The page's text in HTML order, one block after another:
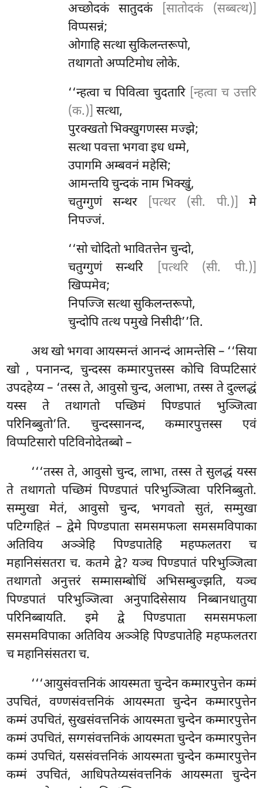
अच्छोदकं सातुदकं
[सातोदकं (सब्बत्थ)]
विप्पसन्नं;
ओगाहि सत्था सुकिलन्तरूपो,
तथागतो अप्पटिमोध लोके.
‘‘न्हत्वा च पिवित्वा चुदतारि [न्हत्वा च उत्तरि
(क.)] सत्था,
पुरक्खतो भिक्खुगणस्स मज्झे;
सत्थापवत्ता भगवा इध धम्मे,
उपागमि अम्बवनं महेसि;
आमन्तयि चुन्दकं नाम भिक्खुं,
चतुग्गुणं सन्थर
[पत्थर (सी. पी.)]
मे
निपज्जं.
‘‘सो चोदितो भावितत्तेन चुन्दो,
चतुग्गुणं सन्थरि
[पत्थरि (सी. पी.)]
खिप्पमेव;
निपज्जि सत्था सुकिलन्तरूपो,
चुन्दोपि तत्थ पमुखे निसीदी’’ति.
अथ खो भगवा आयस्मन्तं आनन्दं आमन्तेसि – ‘‘सिया
खो , पनानन्द, चुन्दस्स कम्मारपुत्तस्स कोचि विप्पटिसारं
उपदहेय्य – ‘तस्स ते, आवुसो चुन्द, अलाभा, तस्स ते दुल्लद्धं
यस्स ते तथागतो पच्छिमं पिण्डपातं भुञ्जित्वा
परिनिब्बुतो’ति. चुन्दस्सानन्द, कम्मारपुत्तस्स एवं
विप्पटिसारो पटिविनोदेतब्बो –
‘‘‘तस्स ते, आवुसो चुन्द, लाभा, तस्स ते सुलद्धं यस्स
ते तथागतो पच्छिमं पिण्डपातं परिभुञ्जित्वा परिनिब्बुतो.
सम्मुखा मेतं, आवुसो चुन्द, भगवतो सुतं, सम्मुखा
पटिग्गहितं – द्वेमे पिण्डपाता समसमफला समसमविपाका
अतिविय अञ्ञेहि पिण्डपातेहि महप्फलतरा च
महानिसंसतरा च. कतमे द्वे? यञ्च पिण्डपातं परिभुञ्जित्वा
तथागतो अनुत्तरं सम्मासम्बोधिं अभिसम्बुज्झति, यञ्च
पिण्डपातं परिभुञ्जित्वा अनुपादिसेसाय निब्बानधातुया
परिनिब्बायति. इमे द्वे पिण्डपाता समसमफला
समसमविपाका अतिविय अञ्ञेहि पिण्डपातेहि महप्फलतरा
च महानिसंसतरा च.
‘‘‘आयुसंवत्तनिकं आयस्मता चुन्देन कम्मारपुत्तेन कम्मं
उपचितं, वण्णसंवत्तनिकं आयस्मता चुन्देन कम्मारपुत्तेन
कम्मं उपचितं, सुखसंवत्तनिकं आयस्मता चुन्देन कम्मारपुत्तेन
कम्मं उपचितं, सग्गसंवत्तनिकं आयस्मता चुन्देन कम्मारपुत्तेन
कम्मं उपचितं, यससंवत्तनिकं आयस्मता चुन्देन कम्मारपुत्तेन
कम्मं उपचितं, आधिपतेय्यसंवत्तनिकं आयस्मता चुन्देन